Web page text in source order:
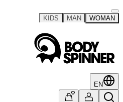
WOMAN
MAN
KIDS
EN